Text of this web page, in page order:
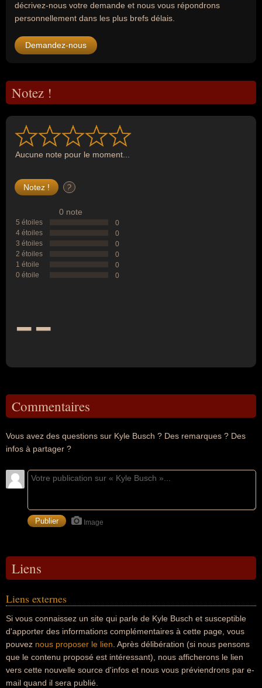
décrivez-nous votre demande et nous vous répondrons
personnellement dans les plus brefs délais.
Demandez-nous
Notez !
Aucune note pour le moment...
?
0 note
5 étoiles
0
4 étoiles
0
3 étoiles
0
2 étoiles
0
1 étoile
0
0 étoile
0
--
Commentaires
Vous avez des questions sur Kyle Busch ? Des remarques ? Des
infos à partager ?
Image
Liens
Liens externes
Si vous connaissez un site qui parle de Kyle Busch et susceptible
d'apporter des informations complémentaires à cette page, vous
pouvez nous proposer le lien . Après délibération (si nous pensons
que le contenu proposé est intéressant), nous afficherons le lien
vers cette nouvelle source d'infos et nous vous préviendrons par e-
mail quand il sera publié.